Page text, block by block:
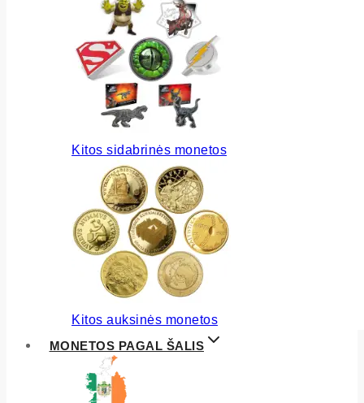
Kitos sidabrinės monetos
Kitos auksinės monetos
MONETOS PAGAL ŠALIS